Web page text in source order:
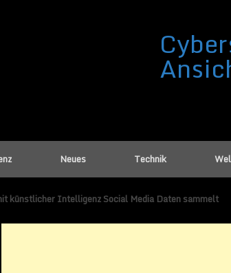
Neues Technik
künstlicher Intelligenz Social Media Daten sammelt